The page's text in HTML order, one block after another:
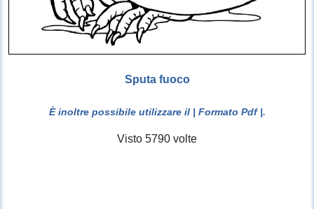
Sputa fuoco
È inoltre possibile utilizzare il | Formato Pdf |.
Visto 5790 volte